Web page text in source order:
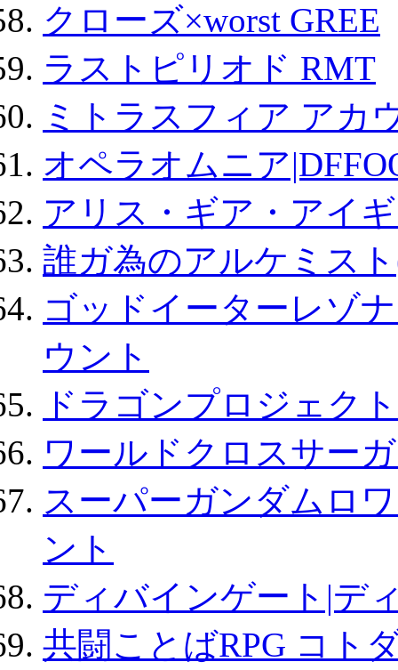
クローズ×worst GREE
ラストピリオド RMT
ミトラスフィア アカ
オペラオムニア
アリス・ギア・アイ
誰ガ為のアルケミス
ゴッドイーターレゾ
ウント
ドラゴンプロジェク
ワールドクロスサー
スーパーガンダムロ
ント
ディバインゲート|デ
共闘ことばRPG コト